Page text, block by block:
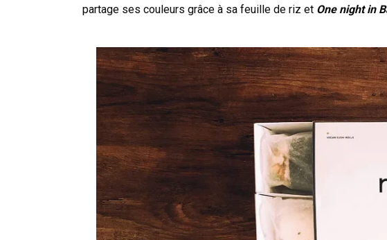
partage ses couleurs grâce à sa feuille de riz et One night in